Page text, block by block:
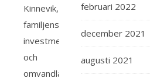
Kinnevik,
familjens
investmentbolag,
och
omvandlade
februari 2022
december 2021
augusti 2021